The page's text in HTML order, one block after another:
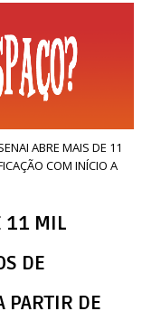
ABRE MAIS DE 11
COM INÍCIO A
11 MIL
DE
PARTIR DE